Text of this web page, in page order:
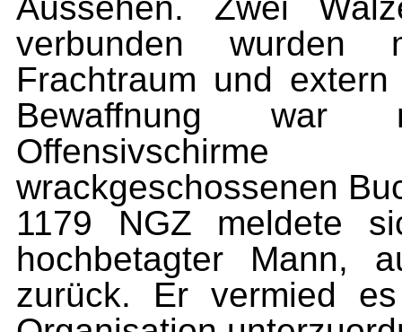
verbunden
Frachtraum und
Bewaffnung war
wrackgeschossenen
1179 NGZ meldete
hochbetagter Mann,
zurück. Er vermied